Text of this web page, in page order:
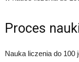
Proces
Nauka liczenia do